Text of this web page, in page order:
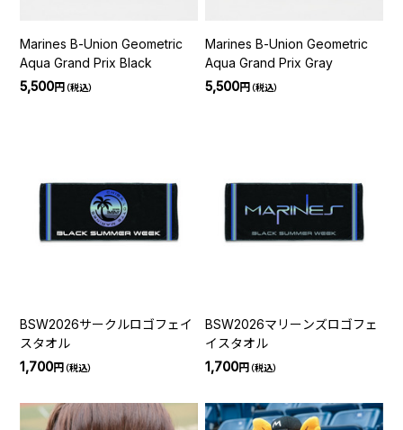
Marines B-Union Geometric
Aqua Grand Prix Black
5,500円（税込）
Marines B-Union Geometric
Aqua Grand Prix Gray
5,500円（税込）
BSW2026サークルロゴフェイ
スタオル
1,700円（税込）
BSW2026マリーンズロゴフェ
イスタオル
1,700円（税込）